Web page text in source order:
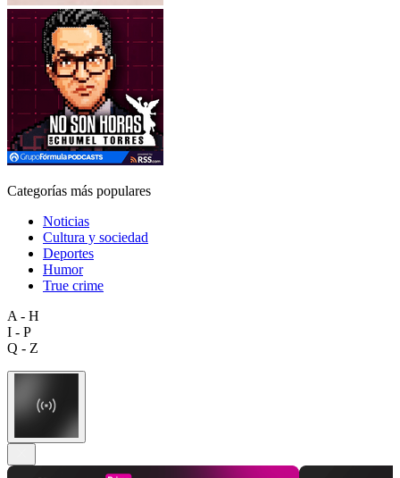
Categorías más populares
Noticias
Cultura y sociedad
Deportes
Humor
True crime
A - H
I - P
Q - Z